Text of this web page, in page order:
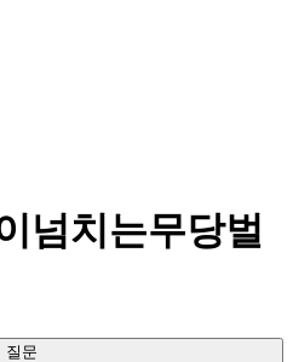
넘치는무당벌
질문